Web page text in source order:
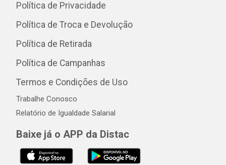
Política de Privacidade
Política de Troca e Devolução
Política de Retirada
Política de Campanhas
Termos e Condições de Uso
Trabalhe Conosco
Relatório de Igualdade Salarial
Baixe já o APP da Distac